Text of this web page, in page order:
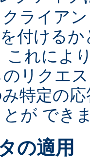
ライア
付ける
これによ
リクエ
特定の
が でき
の適用